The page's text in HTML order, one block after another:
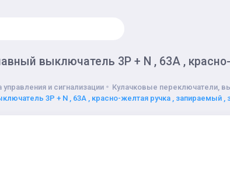
выключатель 3P + N , 63А ,
управления и сигнализации
Кулачковые переключатели,
3P + N , 63А , красно-желтая ручка , запираемый ,